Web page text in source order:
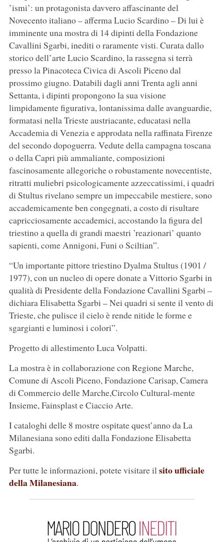
’ismi’: un protagonista davvero affascinante del
Novecento italiano – afferma Lucio Scardino – Di lui è
imminente una mostra di 14 dipinti della Fondazione
Cavallini Sgarbi, inediti o raramente visti. Curata dallo
storico dell’arte Lucio Scardino, la rassegna si terrà
presso la Pinacoteca Civica di Ascoli Piceno dal
prossimo giugno. Databili dagli anni Trenta agli anni
Settanta, i dipinti propongono la sua visione
limpidamente figurativa, lontanissima dalle avanguardie,
formatasi nella Trieste austriacante, educatasi nella
Accademia di Venezia e approdata nella raffinata Firenze
del secondo dopoguerra. Vedute della campagna toscana
o della Capri più ammaliante, composizioni
fascinosamente allegoriche o robustamente novecentiste,
ritratti muliebri psicologicamente azzeccatissimi, i quadri
di Stultus rivelano sempre un impeccabile mestiere, sono
accademicamente ben congegnati, a costo di risultare
capricciosamente accademici, accostando la figura del
triestino a quella di grandi maestri ’reazionari’ quanto
sapienti, come Annigoni, Funi o Sciltian”.
“Un importante pittore triestino Dyalma Stultus (1901 /
1977), con un nucleo di opere donate a Vittorio Sgarbi in
qualità di Presidente della Fondazione Cavallini Sgarbi –
dichiara Elisabetta Sgarbi – Nei quadri si sente il vento di
Trieste, che pulisce il cielo è rende nitide le forme e
sgargianti e luminosi i colori”.
Progetto di allestimento Luca Volpatti.
La mostra è in collaborazione con Regione Marche,
Comune di Ascoli Piceno, Fondazione Carisap, Camera
di Commercio delle Marche,Circolo Cultural-mente
Insieme, Fainsplast e Ciaccio Arte.
I cataloghi delle 8 mostre ospitate quest’anno da La
Milanesiana sono editi dalla Fondazione Elisabetta
Sgarbi.
Per tutte le informazioni, potete visitare ilsito ufficiale
della Milanesiana.